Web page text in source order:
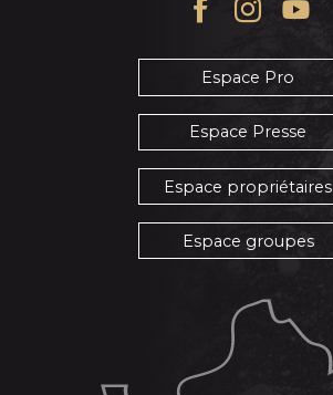
Espace Pro
Espace Presse
Espace propriétaires
Espace groupes